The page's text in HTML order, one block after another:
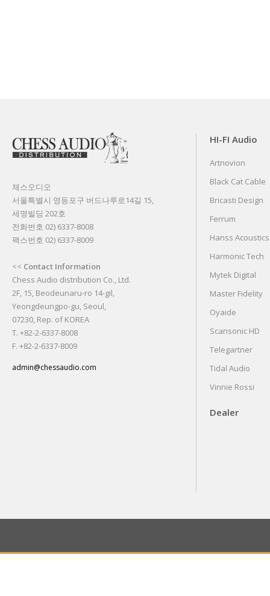
체스오디오
서울특별시 영등포구 버드나루로14길 15,
세명빌딩 202호
전화번호 02) 6337-8008
팩스번호 02) 6337-8009
<< Contact Information
Chess Audio distribution Co., Ltd.
2F, 15, Beodeunaru-ro 14-gil,
Yeongdeungpo-gu, Seoul,
07230, Rep. of KOREA
T. +82-2-6337-8008
F. +82-2-6337-8009
admin@chessaudio.com
HI-FI Audio
Artnovion
Black Cat Cable
Bricasti Design
Ferrum
Hanss Acoustics
Harmonic Tech
Mytek Digital
Master Fidelity
Oyaide
Scansonic HD
Telegartner
Tidal Audio
Vinnie Rossi
Dealer